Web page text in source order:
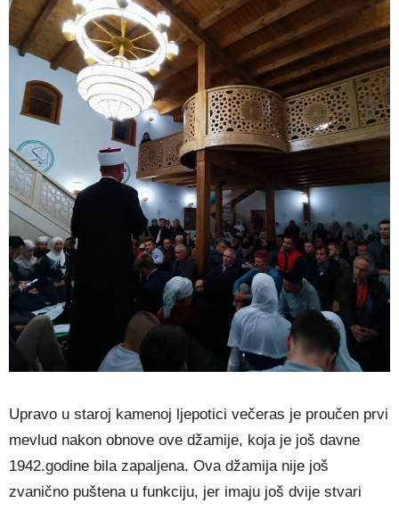
Upravo u staroj kamenoj ljepotici večeras je proučen prvi
mevlud nakon obnove ove džamije, koja je još davne
1942.godine bila zapaljena. Ova džamija nije još
zvanično puštena u funkciju, jer imaju još dvije stvari